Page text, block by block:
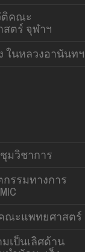
ติคณะ
ตร์ จุฬาฯ
ในหลวงอานันทฯ
มวิชาการ
รรมทางการ
ณะแพทยศาสตร์
เป็นเลิศด้าน